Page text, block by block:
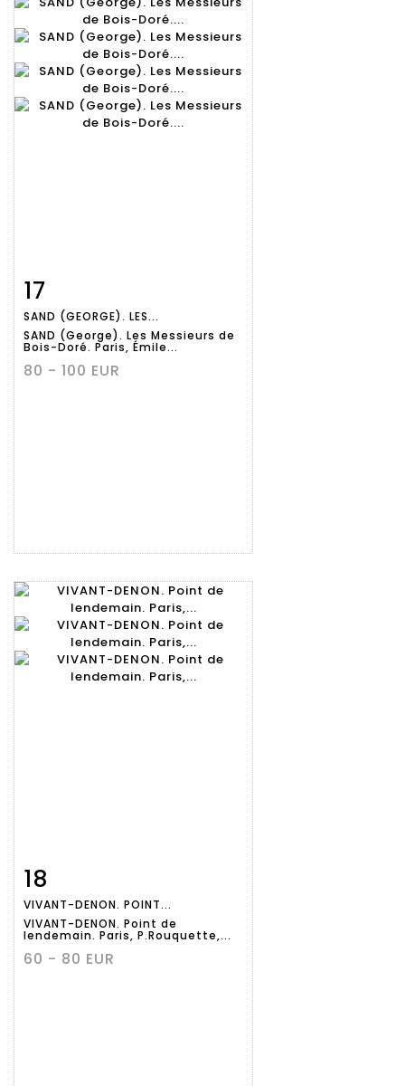
détaillée
17
SAND (GEORGE). LES...
SAND (George). Les Messieurs de
Bois-Doré. Paris, Émile...
80 - 100 EUR
détaillée
18
VIVANT-DENON. POINT...
VIVANT-DENON. Point de
lendemain. Paris, P.Rouquette,...
60 - 80 EUR